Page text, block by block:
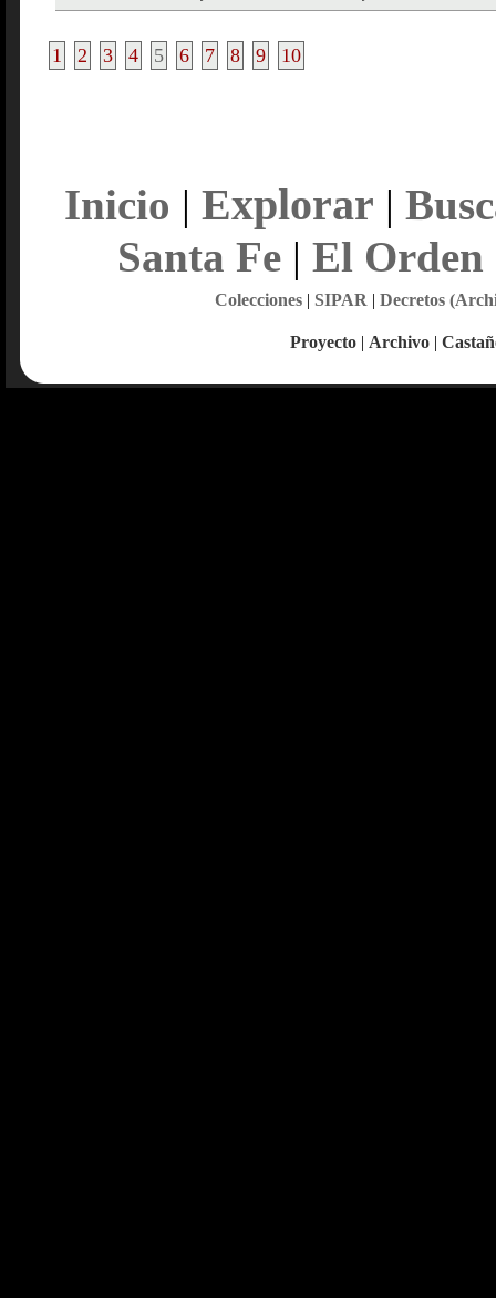
1 2 3 4 5 6 7 8 9 10
Inicio | Explorar |
Santa Fe| El Orden
Colecciones| SIPAR | Decretos
Proyecto | Archivo |